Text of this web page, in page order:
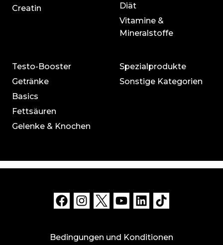
Creatin
Diät
Vitamine &
Mineralstoffe
Testo-Booster
Getränke
Basics
Fettsäuren
Gelenke & Knochen
Spezialprodukte
Sonstige Kategorien
Bedingungen und Konditionen